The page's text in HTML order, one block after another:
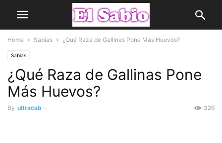
Home Sabias ¿Qué Raza de Gallinas Pone Más Huevos?
Sabias
¿Qué Raza de Gallinas Pone
Más Huevos?
By ultracab - 326